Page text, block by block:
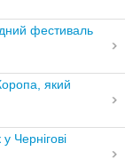
фестиваль
який
Чернігові